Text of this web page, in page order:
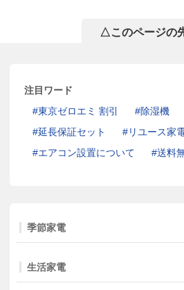
△このページの
注目ワード
東京ゼロエミ 割引
除湿機
延長保証セット
リユース家
エアコン設置について
送料
季節家電
生活家電